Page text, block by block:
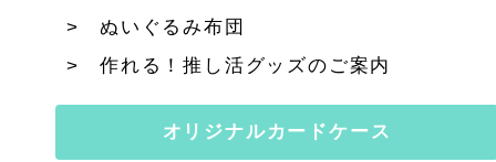
ぬいぐるみ布団
作れる！推し活グッズのご案内
オリジナルカードケース